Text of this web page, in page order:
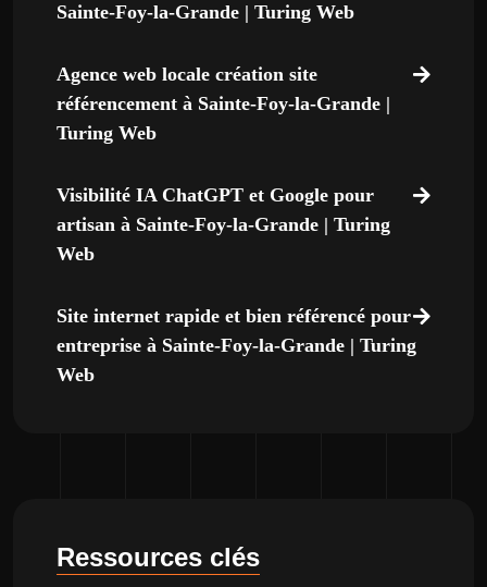
Sainte-Foy-la-Grande | Turing Web
Agence web locale création site
référencement à Sainte-Foy-la-Grande |
Turing Web
Visibilité IA ChatGPT et Google pour
artisan à Sainte-Foy-la-Grande | Turing
Web
Site internet rapide et bien référencé pour
entreprise à Sainte-Foy-la-Grande | Turing
Web
Ressources clés